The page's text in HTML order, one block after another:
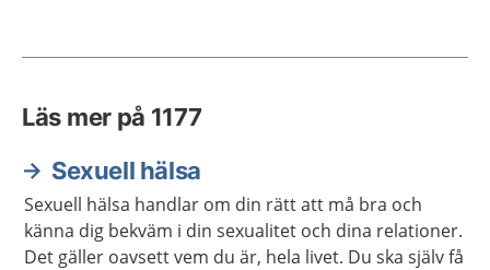
Läs mer på 1177
Sexuell hälsa
Sexuell hälsa handlar om din rätt att må bra och
känna dig bekväm i din sexualitet och dina relationer.
Det gäller oavsett vem du är, hela livet. Du ska själv få